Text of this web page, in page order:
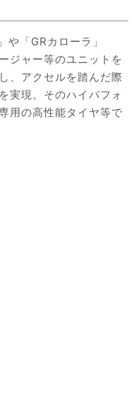
「GRカローラ」
ジャー等のユニットを
、アクセルを踏んだ際
実現。そのハイパフォ
用の高性能タイヤ等で